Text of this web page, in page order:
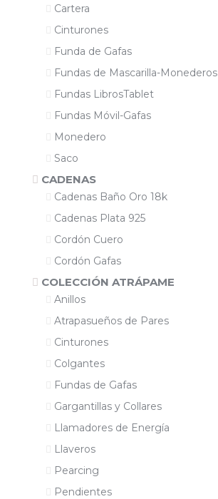
Cartera
Cinturones
Funda de Gafas
Fundas de Mascarilla-Monederos
Fundas LibrosTablet
Fundas Móvil-Gafas
Monedero
Saco
CADENAS
Cadenas Baño Oro 18k
Cadenas Plata 925
Cordón Cuero
Cordón Gafas
COLECCIÓN ATRÁPAME
Anillos
Atrapasueños de Pares
Cinturones
Colgantes
Fundas de Gafas
Gargantillas y Collares
Llamadores de Energía
Llaveros
Pearcing
Pendientes